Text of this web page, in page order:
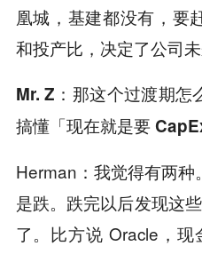
凰城，基建都没有，要
和投产比，决定了公司未
Mr. Z：那这个过渡期怎
搞懂「现在就是要
Herman：我觉得有两
是跌。跌完以后发现这
了。比方说 Oracle，